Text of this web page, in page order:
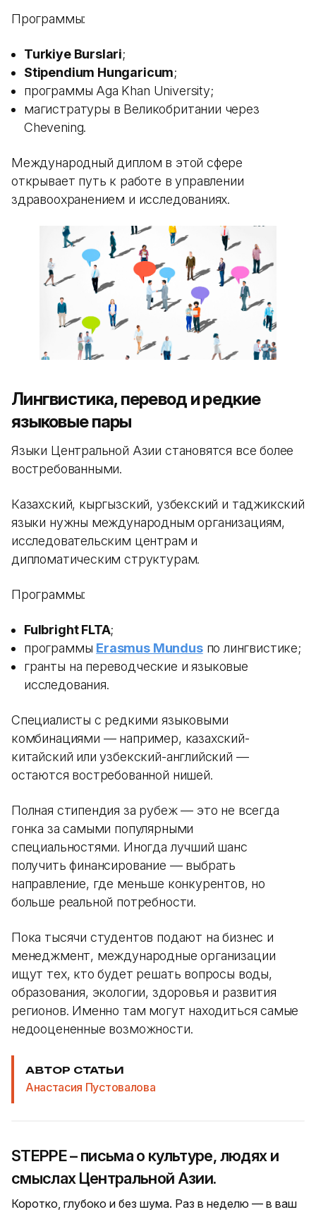
Программы:
Turkiye Burslari;
Stipendium Hungaricum;
программы Aga Khan University;
магистратуры в Великобритании через
Chevening.
Международный диплом в этой сфере
открывает путь к работе в управлении
здравоохранением и исследованиях.
Лингвистика, перевод и редкие
языковые пары
Языки Центральной Азии становятся все более
востребованными.
Казахский, кыргызский, узбекский и таджикский
языки нужны международным организациям,
исследовательским центрам и
дипломатическим структурам.
Программы:
Fulbright FLTA;
программы Erasmus Mundusпо лингвистике;
гранты на переводческие и языковые
исследования.
Специалисты с редкими языковыми
комбинациями — например, казахский-
китайский или узбекский-английский —
остаются востребованной нишей.
Полная стипендия за рубеж — это не всегда
гонка за самыми популярными
специальностями. Иногда лучший шанс
получить финансирование — выбрать
направление, где меньше конкурентов, но
больше реальной потребности.
Пока тысячи студентов подают на бизнес и
менеджмент, международные организации
ищут тех, кто будет решать вопросы воды,
образования, экологии, здоровья и развития
регионов. Именно там могут находиться самые
недооцененные возможности.
АВТОР СТАТЬИ
Анастасия Пустовалова
STEPPE – письма о культуре, людях и
смыслах Центральной Азии.
Коротко, глубоко и без шума. Раз в неделю — в ваш